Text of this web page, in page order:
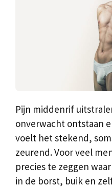
Pijn middenrif
onverwacht ontstaan
voelt het stekend,
zeurend. Voor veel
precies te zeggen
in de borst, buik en